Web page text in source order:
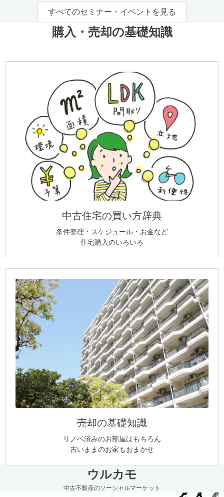
すべてのセミナー・イベントを見る
購入・売却の基礎知識
中古住宅の買い方辞典
条件整理・スケジュール・お金など
住宅購入のいろいろ
売却の基礎知識
リノベ済みのお部屋はもちろん
古いままのお家もおまかせ
ウルカモ
中古不動産のソーシャルマーケット